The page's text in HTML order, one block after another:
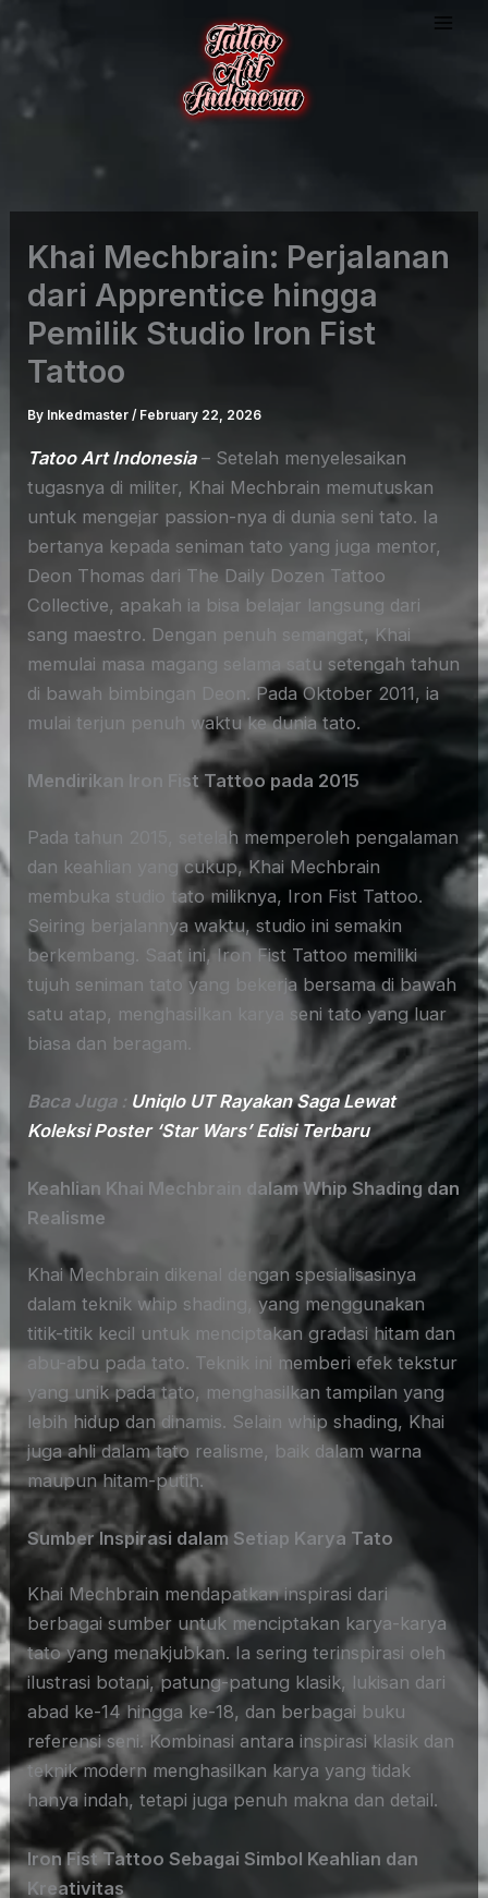
to
Khai Mechbrain: Perjalanan
dari Apprentice hingga
Pemilik Studio Iron Fist
Tattoo
By Inkedmaster/ February 22, 2026
Tatoo Art Indonesia– Setelah menyelesaikan
tugasnya di militer, Khai Mechbrain memutuskan
untuk mengejar passion-nya di dunia seni tato. Ia
bertanya kepada seniman tato yang juga mentor,
Deon Thomas dari The Daily Dozen Tattoo
Collective, apakah ia bisa belajar langsung dari
sang maestro. Dengan penuh semangat, Khai
memulai masa magang selama satu setengah tahun
di bawah bimbingan Deon. Pada Oktober 2011, ia
mulai terjun penuh waktu ke dunia tato.
Mendirikan Iron Fist Tattoo pada 2015
Pada tahun 2015, setelah memperoleh pengalaman
dan keahlian yang cukup, Khai Mechbrain
membuka studio tato miliknya, Iron Fist Tattoo.
Seiring berjalannya waktu, studio ini semakin
berkembang. Saat ini, Iron Fist Tattoo memiliki
tujuh seniman tato yang bekerja bersama di bawah
satu atap, menghasilkan karya seni tato yang luar
biasa dan beragam.
Baca Juga : Uniqlo UT Rayakan Saga Lewat
Koleksi Poster ‘Star Wars’ Edisi Terbaru
Keahlian Khai Mechbrain dalam Whip Shading dan
Realisme
Khai Mechbrain dikenal dengan spesialisasinya
dalam teknik whip shading, yang menggunakan
titik-titik kecil untuk menciptakan gradasi hitam dan
abu-abu pada tato. Teknik ini memberi efek tekstur
yang unik pada tato, menghasilkan tampilan yang
lebih hidup dan dinamis. Selain whip shading, Khai
juga ahli dalam tato realisme, baik dalam warna
maupun hitam-putih.
Sumber Inspirasi dalam Setiap Karya Tato
Khai Mechbrain mendapatkan inspirasi dari
berbagai sumber untuk menciptakan karya-karya
tato yang menakjubkan. Ia sering terinspirasi oleh
ilustrasi botani, patung-patung klasik, lukisan dari
abad ke-14 hingga ke-18, dan berbagai buku
referensi seni. Kombinasi antara inspirasi klasik dan
teknik modern menghasilkan karya yang tidak
hanya indah, tetapi juga penuh makna dan detail.
Iron Fist Tattoo Sebagai Simbol Keahlian dan
Kreativitas